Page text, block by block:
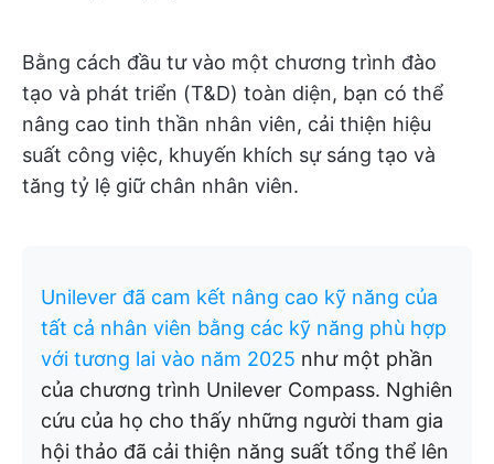
Bằng cách đầu tư vào một chương trình đào
tạo và phát triển (T&D) toàn diện, bạn có thể
nâng cao tinh thần nhân viên, cải thiện hiệu
suất công việc, khuyến khích sự sáng tạo và
tăng tỷ lệ giữ chân nhân viên.
Unilever đã cam kết nâng cao kỹ năng của
tất cả nhân viên bằng các kỹ năng phù hợp
với tương lai vào năm 2025 như một phần
của chương trình Unilever Compass. Nghiên
cứu của họ cho thấy những người tham gia
hội thảo đã cải thiện năng suất tổng thể lên